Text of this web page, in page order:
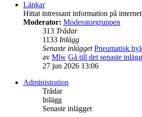
Länkar
Hittat intressant information på
Moderator: Moderatorgruppen
313 Trådar
1133 Inlägg
Senaste inlägget Pneumatisk
av Mlw Gå till det senaste
27 jun 2026 13:06
Administration
Trådar
Inlägg
Senaste inlägget